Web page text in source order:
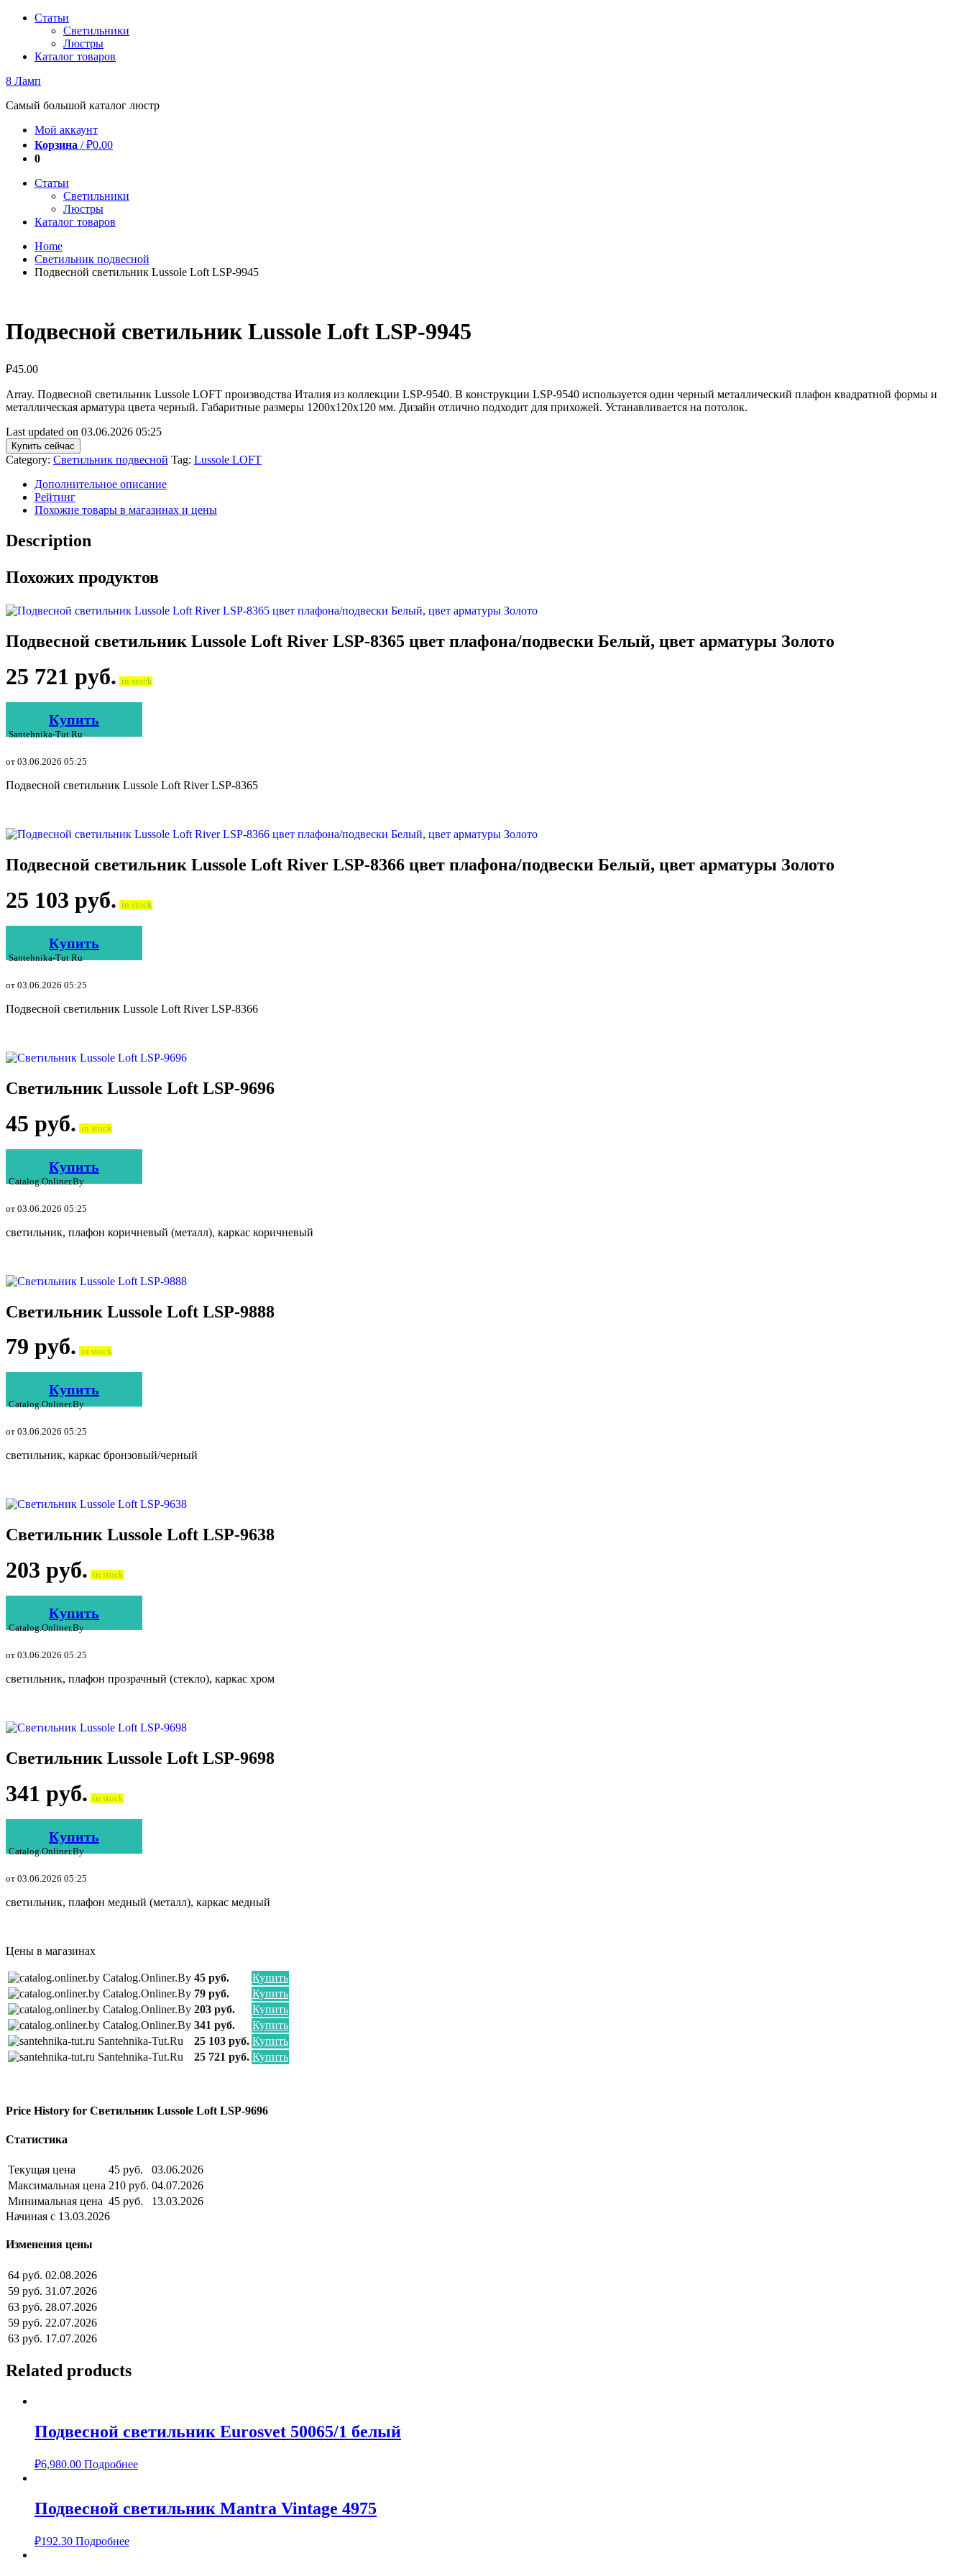
Перейти
содержимому
Статьи
Светильники
Люстры
Каталог товаров
8 Ламп
Самый большой каталог люстр
Мой аккаунт
Корзина /₽0.00
0
Статьи
Светильники
Люстры
Каталог товаров
Home
Светильник подвесной
Подвесной светильник Lussole Loft LSP-9945
Подвесной светильник Lussole Loft LSP-9945
₽45.00
Array. Подвесной светильник Lussole LOFT производства Италия из коллекции LSP-9540. В конструкции LSP-9540 используется один черный металлический плафон квадратной формы и
металлическая арматура цвета черный. Габаритные размеры 1200x120x120 мм. Дизайн отлично подходит для прихожей. Устанавливается на потолок.
Last updated on 03.06.2026 05:25
Купить сейчас
Category: Светильник подвесной Tag: Lussole LOFT
Дополнительное описание
Рейтинг
Похожие товары в магазинах и цены
Description
Похожих продуктов
Подвесной светильник Lussole Loft River LSP-8365 цвет плафона/подвески Белый, цвет арматуры Золото
25 721 руб. in stock
Купить
Santehnika-Tut.ru
от 03.06.2026 05:25
Подвесной светильник Lussole Loft River LSP-8365
Подвесной светильник Lussole Loft River LSP-8366 цвет плафона/подвески Белый, цвет арматуры Золото
25 103 руб. in stock
Купить
Santehnika-Tut.ru
от 03.06.2026 05:25
Подвесной светильник Lussole Loft River LSP-8366
Светильник Lussole Loft LSP-9696
45 руб. in stock
Купить
Catalog.onliner.by
от 03.06.2026 05:25
светильник, плафон коричневый (металл), каркас коричневый
Светильник Lussole Loft LSP-9888
79 руб. in stock
Купить
Catalog.onliner.by
от 03.06.2026 05:25
светильник, каркас бронзовый/черный
Светильник Lussole Loft LSP-9638
203 руб. in stock
Купить
Catalog.onliner.by
от 03.06.2026 05:25
светильник, плафон прозрачный (стекло), каркас хром
Светильник Lussole Loft LSP-9698
341 руб. in stock
Купить
Catalog.onliner.by
от 03.06.2026 05:25
светильник, плафон медный (металл), каркас медный
Цены в магазинах
Catalog.onliner.by 45 руб.
Купить
Catalog.onliner.by 79 руб.
Купить
Catalog.onliner.by 203 руб.
Купить
Catalog.onliner.by 341 руб.
Купить
Santehnika-Tut.ru
25 103 руб. Купить
Santehnika-Tut.ru
25 721 руб. Купить
Price History for Светильник Lussole Loft LSP-9696
Статистика
Текущая цена 45 руб.
03.06.2026
Максимальная цена 210 руб. 04.07.2026
Минимальная цена 45 руб.
13.03.2026
Начиная с 13.03.2026
Изменения цены
64 руб. 02.08.2026
59 руб. 31.07.2026
63 руб. 28.07.2026
59 руб. 22.07.2026
63 руб. 17.07.2026
Related products
Подвесной светильник Eurosvet 50065/1 белый
₽6,980.00 Подробнее
Подвесной светильник Mantra Vintage 4975
₽192.30 Подробнее